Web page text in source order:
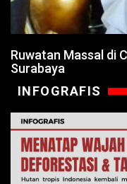
Ruwatan Massal di
Surabaya
INFOGRAFIS